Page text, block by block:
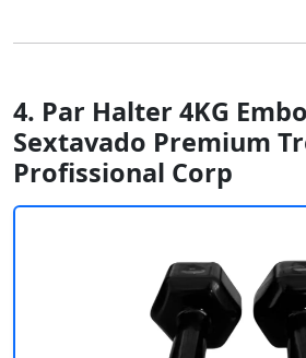
4. Par Halter 4KG
Sextavado Premium
Profissional Corp